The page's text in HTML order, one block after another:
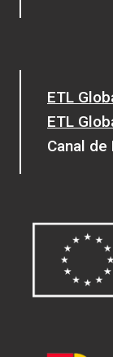
ETL
ETL
Canal de